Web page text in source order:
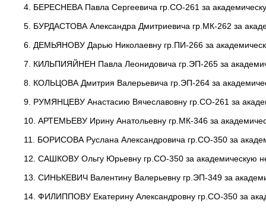
4. БЕРЕСНЕВА Павла Сергеевича гр.СО-261 за
5. БУРДАСТОВА Александра Дмитриевича гр.МК-262 за
6. ДЕМЬЯНОВУ Дарью Николаевну гр.ПИ-266 за
7. КИЛЬПИЯЙНЕН Павла Леонидовича гр.ЭП-265 за
8. КОЛЬЦОВА Дмитрия Валерьевича гр.ЭП-264 за
9. РУМЯНЦЕВУ Анастасию Вячеславовну гр.СО-261 за
10. АРТЕМЬЕВУ Ирину Анатольевну гр.МК-346 за
11. БОРИСОВА Руслана Александровича гр.СО-350 за
12. САШКОВУ Ольгу Юрьевну гр.СО-350 за академическую
13. СИНЬКЕВИЧ Валентину Валерьевну гр.ЭП-349 за
14. ФИЛИППОВУ Екатерину Александровну гр.СО-350 за